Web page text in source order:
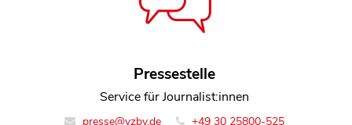
Pressestelle
Service für Journalist:innen
presse@vzbv.de +49 30 25800-525
Dorothea Mohn
Leiterin Team Finanzmarkt
finanzmarkt@vzbv.de +49 30 25800-0